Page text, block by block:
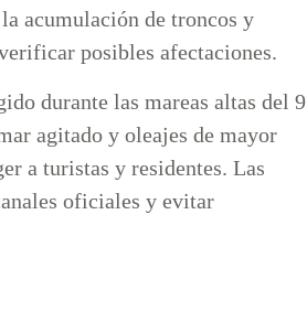
acumulación de troncos y
posibles afectaciones.
durante las mareas altas del 9
agitado y oleajes de mayor
a turistas y residentes. Las
oficiales y evitar